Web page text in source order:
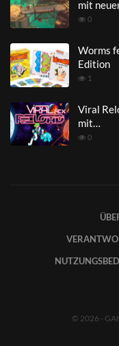
mit
0
Worms
Edition
1
Viral
mit…
0
© 2026 -